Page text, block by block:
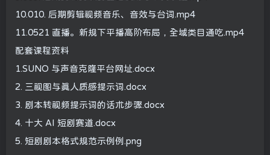
10.010. 后期剪辑视频音乐、音效与台词.mp4
11.0521 直播。新规下平播高阶布局，全域类目通吃.mp4
配套课程资料
1.SUNO 与声音克隆平台网址.docx
2. 三视图与真人质感提示词.docx
3. 剧本转视频提示词的话术步骤.docx
4. 十大 AI 短剧赛道.docx
5. 短剧剧本格式规范示例例.png